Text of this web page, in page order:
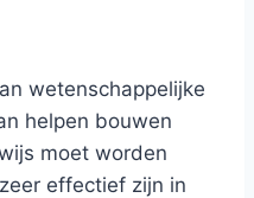
wetenschappelijke
helpen bouwen
moet worden
effectief zijn in